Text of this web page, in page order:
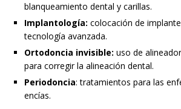
blanqueamiento dental y carillas.
Implantología: colocación de
tecnología avanzada.
Ortodoncia invisible: uso de
para corregir la alineación dental.
Periodoncia: tratamientos para las
encías.